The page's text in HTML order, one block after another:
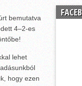
bemutatva
4–2-es
lehet
hogy ezen